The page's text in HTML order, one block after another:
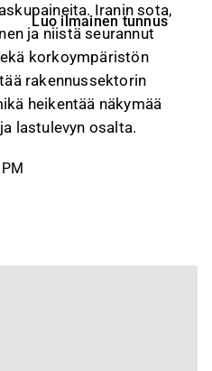
Iranin sota,
ja niistä seurannut
korkoympäristön
rakennussektorin
heikentää näkymää
lastulevyn osalta.
Luo ilmainen tunnus